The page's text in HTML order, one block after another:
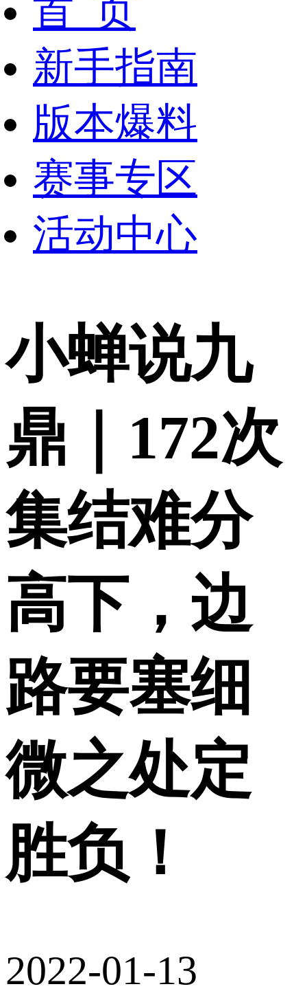
首 页
新手指南
版本爆料
赛事专区
活动中心
小蝉说九
鼎｜172次
集结难分
高下，边
路要塞细
微之处定
胜负！
2022-01-13